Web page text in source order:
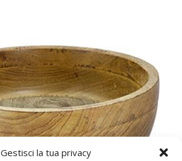
Gestisci la tua privacy